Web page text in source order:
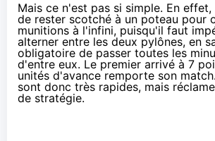
Mais ce n'est pas si simple. En
de rester scotché à un poteau pour
munitions à l'infini, puisqu'il faut
alterner entre les deux pylônes, en
obligatoire de passer toutes les
d'entre eux. Le premier arrivé à 7
unités d'avance remporte son
sont donc très rapides, mais
de stratégie.